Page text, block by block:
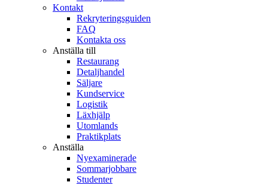
Kontakt
Rekryteringsguiden
FAQ
Kontakta oss
Anställa till
Restaurang
Detaljhandel
Säljare
Kundservice
Logistik
Läxhjälp
Utomlands
Praktikplats
Anställa
Nyexaminerade
Sommarjobbare
Studenter